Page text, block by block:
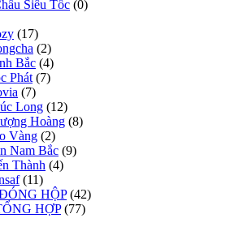
Siêu Tốc (0)
(17)
(2)
Bắc (4)
Phát (7)
(7)
Long (12)
Hoàng (8)
Vàng (2)
Nam Bắc (9)
Thành (4)
(11)
HỘP (42)
HỢP (77)